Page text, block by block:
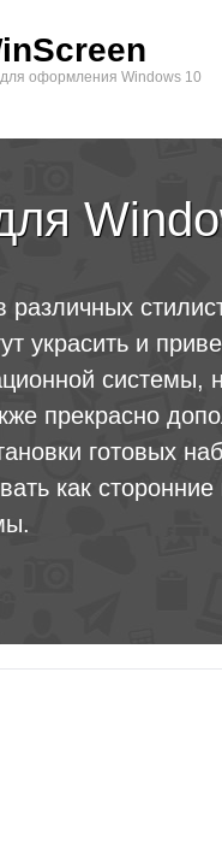
оформления Windows 10
украсить и
системы,
прекрасно
готовых
как